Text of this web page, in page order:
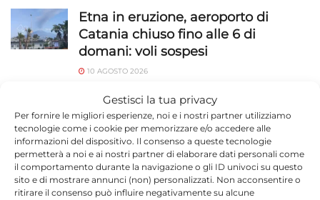
Gestisci la tua privacy
Per fornire le migliori esperienze, noi e i nostri partner utilizziamo
tecnologie come i cookie per memorizzare e/o accedere alle
informazioni del dispositivo. Il consenso a queste tecnologie
permetterà a noi e ai nostri partner di elaborare dati personali come
il comportamento durante la navigazione o gli ID univoci su questo
sito e di mostrare annunci (non) personalizzati. Non acconsentire o
ritirare il consenso può influire negativamente su alcune
Etna in eruzione, aeroporto di
Catania chiuso fino alle 6 di
domani: voli sospesi
10 AGOSTO 2026
Silvia Mezzanotte in concerto a
Ispica
10 AGOSTO 2026
Incidente sulla Modica-Ragusa:
scontro frontale e traffico in tilt